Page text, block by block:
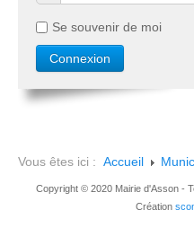
Se souvenir de moi
Vous êtes ici : Accueil
Copyright © 2020 Mairie d'Asson -
Création